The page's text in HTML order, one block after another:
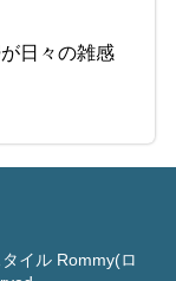
日々の雑感
イル Rommy(ロ